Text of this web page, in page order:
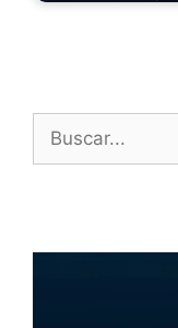
Buscar: